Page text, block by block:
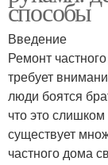
способы
Введение
Ремонт
требует
люди боятся
что это
существует
частного дома